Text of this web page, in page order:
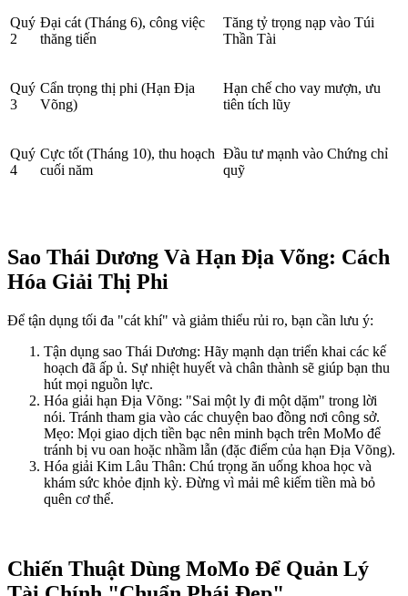
Quý
2
Đại cát (Tháng 6), công việc
thăng tiến
Tăng tỷ trọng nạp vào Túi
Thần Tài
Quý
3
Cẩn trọng thị phi (Hạn Địa
Võng)
Hạn chế cho vay mượn, ưu
tiên tích lũy
Quý
4
Cực tốt (Tháng 10), thu hoạch
cuối năm
Đầu tư mạnh vào Chứng chỉ
quỹ
Sao Thái Dương Và Hạn Địa Võng: Cách
Hóa Giải Thị Phi
Để tận dụng tối đa "cát khí" và giảm thiểu rủi ro, bạn cần lưu ý:
Tận dụng sao Thái Dương: Hãy mạnh dạn triển khai các kế
hoạch đã ấp ủ. Sự nhiệt huyết và chân thành sẽ giúp bạn thu
hút mọi nguồn lực.
Hóa giải hạn Địa Võng: "Sai một ly đi một dặm" trong lời
nói. Tránh tham gia vào các chuyện bao đồng nơi công sở.
Mẹo: Mọi giao dịch tiền bạc nên minh bạch trên MoMo để
tránh bị vu oan hoặc nhầm lẫn (đặc điểm của hạn Địa Võng).
Hóa giải Kim Lâu Thân: Chú trọng ăn uống khoa học và
khám sức khỏe định kỳ. Đừng vì mải mê kiếm tiền mà bỏ
quên cơ thể.
Chiến Thuật Dùng MoMo Để Quản Lý